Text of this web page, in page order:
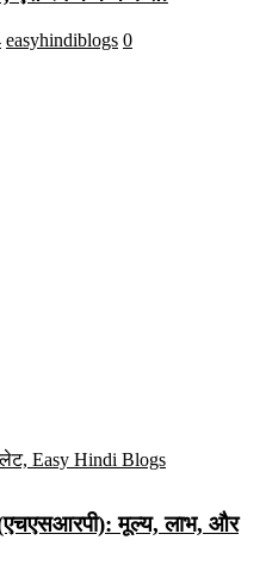
easyhindiblogs 0
(एचएसआरपी): मूल्य, लाभ, और